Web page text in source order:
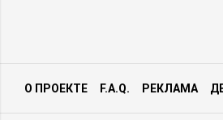
Профессиональные средства по
Christina
О ПРОЕКТЕ F.A.Q. РЕКЛАМА